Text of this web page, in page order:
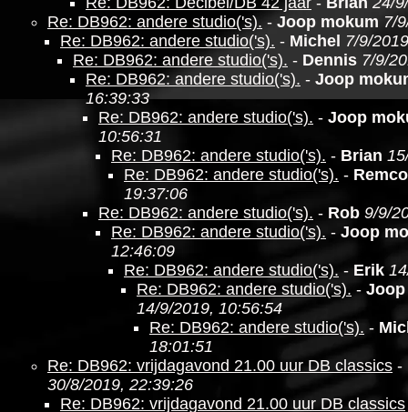
Re: DB962: andere studio('s). - Joop mokum 7/
Re: DB962: andere studio('s). - Michel 7/9/
Re: DB962: andere studio('s). - Dennis 7/9/
Re: DB962: andere studio('s). - Joop
16:39:33
Re: DB962: andere studio('s). - Joop
10:56:31
Re: DB962: andere studio('s). - Brian
Re: DB962: andere studio('s). - Remco
19:37:06
Re: DB962: andere studio('s). - Rob 9/9/
Re: DB962: andere studio('s). - Joop
12:46:09
Re: DB962: andere studio('s). - Erik
Re: DB962: andere studio('s). -
14/9/2019, 10:56:54
Re: DB962: andere studio('s). -
18:01:51
Re: DB962: vrijdagavond 21.00 uur DB classics -
30/8/2019, 22:39:26
Re: DB962: vrijdagavond 21.00 uur DB classics